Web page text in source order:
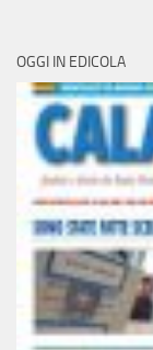
OGGI IN EDICOLA